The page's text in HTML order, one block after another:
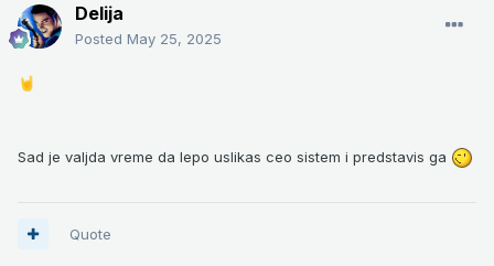
Delija
Posted May 25, 2025
🤘
Sad je valjda vreme da lepo uslikas ceo sistem i predstavis ga
Quote